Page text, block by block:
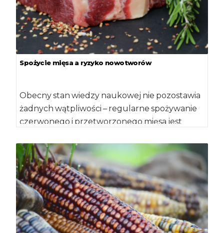
Spożycie mięsa a ryzyko nowotworów
Obecny stan wiedzy naukowej nie pozostawia
żadnych wątpliwości – regularne spożywanie
czerwonego i przetworzonego mięsa jest
na nowotwory […]